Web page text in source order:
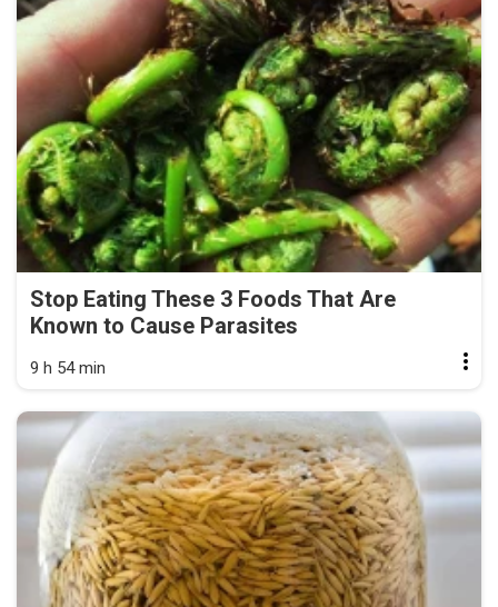
Stop Eating These 3 Foods That Are
Known to Cause Parasites
9 h 54 min